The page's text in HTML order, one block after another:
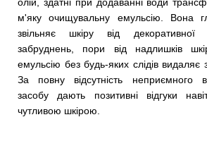
м'яку очищувальну емульсію. Вона
звільняє шкіру від декоративної
забруднень, пори від надлишків
емульсію без будь-яких слідів видаляє
За повну відсутність неприємного
засобу дають позитивні відгуки
чутливою шкірою.